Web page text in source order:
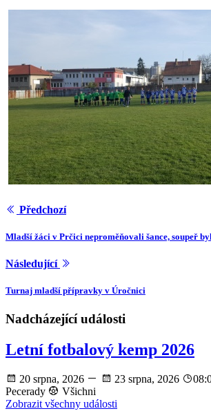
Předchozí
Mladší žáci v Prčici neproměňovali šance, soupeř
Následující
Turnaj mladší přípravky v Úročnici
Nadcházející události
Letní fotbalový kemp 2026
20 srpna, 2026 23 srpna, 2026
Pecerady
Všichni
Zobrazit všechny události